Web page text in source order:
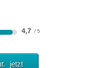
4,7
jetzt